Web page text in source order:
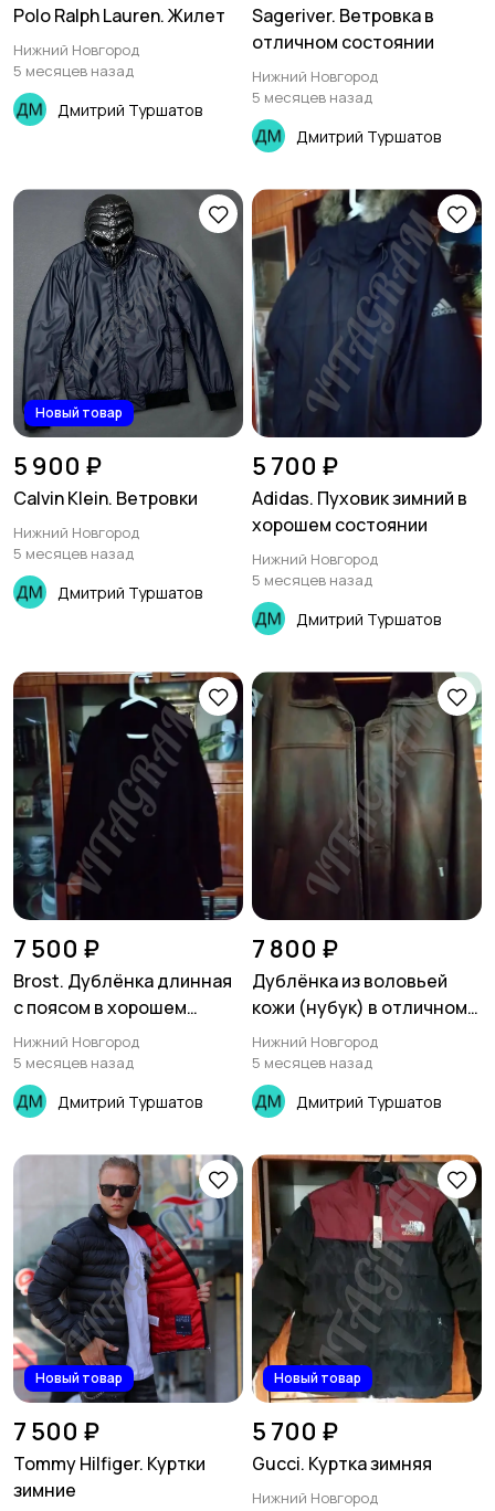
Polo Ralph Lauren. Жилет
Нижний Новгород
5 месяцев назад
Дмитрий Туршатов
Sageriver. Ветровка в
отличном состоянии
Нижний Новгород
5 месяцев назад
Дмитрий Туршатов
Новый товар
5 900 ₽
Calvin Klein. Ветровки
Нижний Новгород
5 месяцев назад
Дмитрий Туршатов
5 700 ₽
Adidas. Пуховик зимний в
хорошем состоянии
Нижний Новгород
5 месяцев назад
Дмитрий Туршатов
7 500 ₽
Brost. Дублёнка длинная
с поясом в хорошем
состоянии
Нижний Новгород
5 месяцев назад
Дмитрий Туршатов
7 800 ₽
Дублёнка из воловьей
кожи (нубук) в отличном
состоянии
Нижний Новгород
5 месяцев назад
Дмитрий Туршатов
Новый товар
7 500 ₽
Tommy Hilfiger. Куртки
зимние
Новый товар
5 700 ₽
Gucci. Куртка зимняя
Нижний Новгород